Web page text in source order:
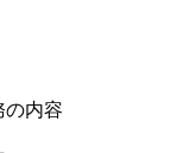
の内容